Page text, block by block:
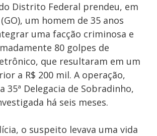
entrada de garagem
no DF, tem carro
riscado e pneus
esvaziados
Distrito Federal prendeu, em
um homem de 35 anos
uma facção criminosa e
80 golpes de
que resultaram em um
a R$ 200 mil. A operação,
35ª Delegacia de Sobradinho,
há seis meses.
o suspeito levava uma vida